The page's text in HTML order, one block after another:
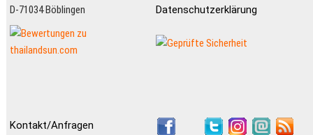
D-71034 Böblingen
Datenschutzerklärung
Kontakt/Anfragen